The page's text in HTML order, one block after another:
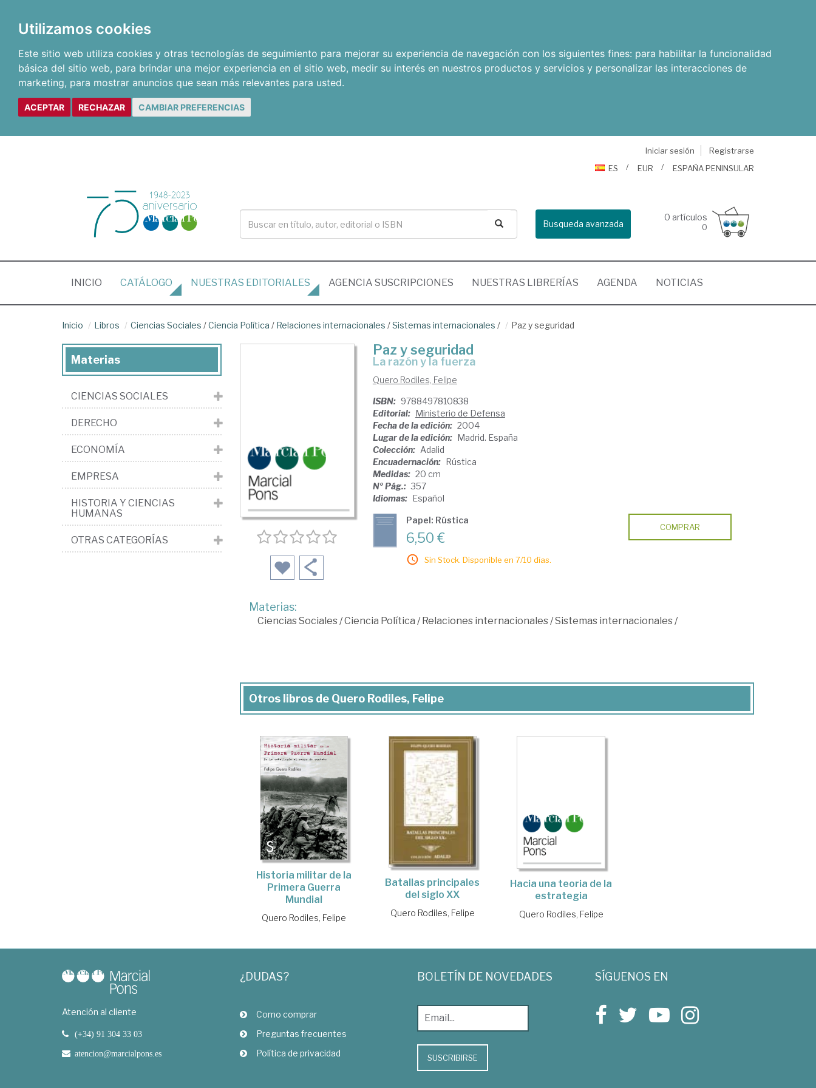
Utilizamos cookies
Este sitio web utiliza cookies y otras tecnologías de seguimiento para mejorar su experiencia de navegación con los siguientes fines: para habilitar la funcionalidad
básica del sitio web, para brindar una mejor experiencia en el sitio web, medir su interés en nuestros productos y servicios y personalizar las interacciones de
marketing, para mostrar anuncios que sean más relevantes para usted.
ACEPTAR RECHAZAR CAMBIAR PREFERENCIAS
Iniciar sesión
Registrarse
ES
EUR ESPAÑA PENINSULAR
Busqueda avanzada
0 artículos
0
INICIO (CURRENT)
CATÁLOGO NUESTRAS EDITORIALES AGENCIA SUSCRIPCIONES NUESTRAS LIBRERÍAS AGENDA NOTICIAS
Inicio Libros Ciencias Sociales /Ciencia Política / Relaciones internacionales /Sistemas internacionales / Paz y seguridad
Paz y seguridad
la razón y la fuerza
Quero Rodiles, Felipe
ISBN: 9788497810838
Editorial: Ministerio de Defensa
Fecha de la edición: 2004
Lugar de la edición: Madrid. España
Colección: Adalid
Encuadernación: Rústica
Medidas: 20 cm
Nº Pág.: 357
Idiomas: Español
Papel: Rústica
6,50 €
Sin Stock. Disponible en 7/10 días.
COMPRAR
Materias:
Ciencias Sociales/Ciencia Política /Relaciones internacionales/Sistemas internacionales/
Otros libros de Quero Rodiles, Felipe
Historia militar de la
Primera Guerra
Mundial
Quero Rodiles, Felipe
Batallas principales
del siglo XX
Quero Rodiles, Felipe
Hacia una teoria de la
estrategia
Quero Rodiles, Felipe
Materias
CIENCIAS SOCIALES
DERECHO
ECONOMÍA
EMPRESA
HISTORIA Y CIENCIAS
HUMANAS
OTRAS CATEGORÍAS
Atención al cliente
(+34) 91 304 33 03
atencion@marcialpons.es
¿DUDAS?
Como comprar
Preguntas frecuentes
Política de privacidad
BOLETÍN DE NOVEDADES
SUSCRIBIRSE
SÍGUENOS EN